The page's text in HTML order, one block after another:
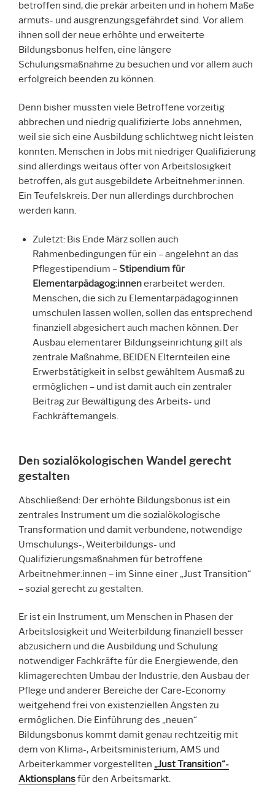
betroffen sind, die prekär arbeiten und in hohem Maße
armuts- und ausgrenzungsgefährdet sind. Vor allem
ihnen soll der neue erhöhte und erweiterte
Bildungsbonus helfen, eine längere
Schulungsmaßnahme zu besuchen und vor allem auch
erfolgreich beenden zu können.
Denn bisher mussten viele Betroffene vorzeitig
abbrechen und niedrig qualifizierte Jobs annehmen,
weil sie sich eine Ausbildung schlichtweg nicht leisten
konnten. Menschen in Jobs mit niedriger Qualifizierung
sind allerdings weitaus öfter von Arbeitslosigkeit
betroffen, als gut ausgebildete Arbeitnehmer:innen.
Ein Teufelskreis. Der nun allerdings durchbrochen
werden kann.
Zuletzt: Bis Ende März sollen auch
Rahmenbedingungen für ein – angelehnt an das
Pflegestipendium –Stipendium für
Elementarpädagog:innenerarbeitet werden.
Menschen, die sich zu Elementarpädagog:innen
umschulen lassen wollen, sollen das entsprechend
finanziell abgesichert auch machen können. Der
Ausbau elementarer Bildungseinrichtung gilt als
zentrale Maßnahme, BEIDEN Elternteilen eine
Erwerbstätigkeit in selbst gewähltem Ausmaß zu
ermöglichen – und ist damit auch ein zentraler
Beitrag zur Bewältigung des Arbeits- und
Fachkräftemangels.
Den sozialökologischen Wandel gerecht
gestalten
Abschließend: Der erhöhte Bildungsbonus ist ein
zentrales Instrument um die sozialökologische
Transformation und damit verbundene, notwendige
Umschulungs-, Weiterbildungs- und
Qualifizierungsmaßnahmen für betroffene
Arbeitnehmer:innen – im Sinne einer „Just Transition“
– sozial gerecht zu gestalten.
Er ist ein Instrument, um Menschen in Phasen der
Arbeitslosigkeit und Weiterbildung finanziell besser
abzusichern und die Ausbildung und Schulung
notwendiger Fachkräfte für die Energiewende, den
klimagerechten Umbau der Industrie, den Ausbau der
Pflege und anderer Bereiche der Care-Economy
weitgehend frei von existenziellen Ängsten zu
ermöglichen. Die Einführung des „neuen“
Bildungsbonus kommt damit genau rechtzeitig mit
dem von Klima-, Arbeitsministerium, AMS und
Arbeiterkammer vorgestellten „Just Transition“-
Aktionsplansfür den Arbeitsmarkt.